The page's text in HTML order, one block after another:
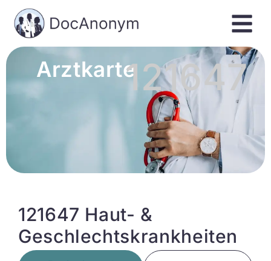
Arztkarte121647
121647 Haut- &
Geschlechtskrankheiten